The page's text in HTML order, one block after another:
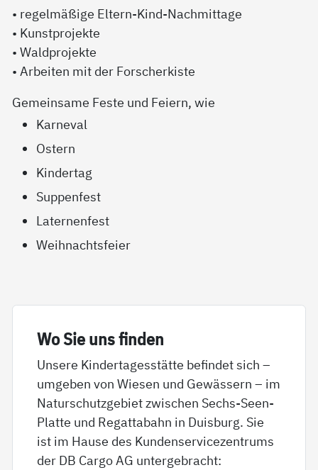
• regelmäßige Eltern-Kind-Nachmittage
• Kunstprojekte
• Waldprojekte
• Arbeiten mit der Forscherkiste
Gemeinsame Feste und Feiern, wie
Karneval
Ostern
Kindertag
Suppenfest
Laternenfest
Weihnachtsfeier
Wo Sie uns fin­den
Unsere Kindertagesstätte befindet sich –
umgeben von Wiesen und Gewässern – im
Naturschutzgebiet zwischen Sechs-Seen-
Platte und Regattabahn in Duisburg. Sie
ist im Hause des Kundenservicezentrums
der DB Cargo AG untergebracht: